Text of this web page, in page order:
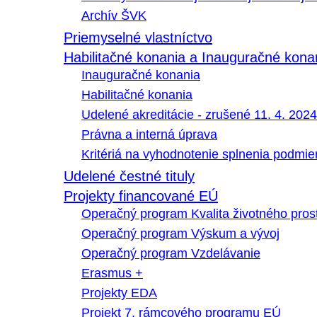
Archív ŠVK
Priemyselné vlastníctvo
Habilitačné konania a Inauguračné
Inauguračné konania
Habilitačné konania
Udelené akreditácie - zrušené 11. 4. 2024
Právna a interná úprava
Kritériá na vyhodnotenie splnenia
Udelené čestné tituly
Projekty financované EÚ
Operačný program Kvalita životného
Operačný program Výskum a vývoj
Operačný program Vzdelávanie
Erasmus +
Projekty EDA
Projekt 7. rámcového programu EÚ